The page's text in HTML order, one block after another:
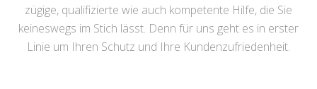
zügige, qualifizierte wie auch kompetente Hilfe, die Sie
keineswegs im Stich lässt. Denn für uns geht es in erster
Linie um Ihren Schutz und Ihre Kundenzufriedenheit.